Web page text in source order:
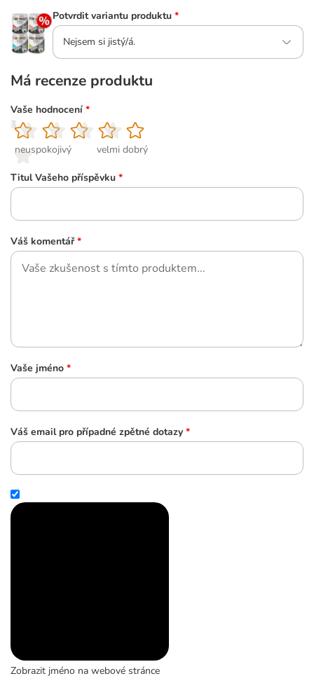
Potvrdit variantu produktu *
Nejsem si jistý/á.
Má recenze produktu
Vaše hodnocení *
1
neuspokojivý
2
3
4
5
velmi dobrý
Titul Vašeho příspěvku *
Váš komentář *
Vaše jméno *
Váš email pro případné zpětné dotazy *
Zobrazit jméno na webové stránce